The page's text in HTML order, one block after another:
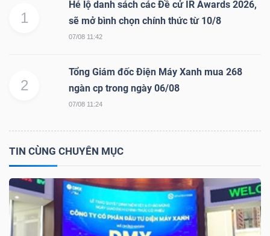
1
Hé lộ danh sách các Đề cử IR Awards 2026,
sẽ mở bình chọn chính thức từ 10/8
07/08 11:42
2
Tổng Giám đốc Điện Máy Xanh mua 268
ngàn cp trong ngày 06/08
07/08 11:24
TIN CÙNG CHUYÊN MỤC
NGHIỆP
CỔ
PHIẾU